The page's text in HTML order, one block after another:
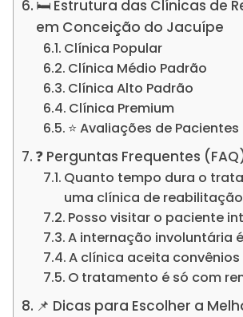
🛏️ Estrutura das Clínicas de
em Conceição do Jacuípe
Clínica Popular
Clínica Médio Padrão
Clínica Alto Padrão
Clínica Premium
⭐ Avaliações de
❓ Perguntas Frequentes
Quanto tempo dura o
uma clínica de
Posso visitar o paciente
A internação involuntária
A clínica aceita
O tratamento é só com
📌 Dicas para Escolher a